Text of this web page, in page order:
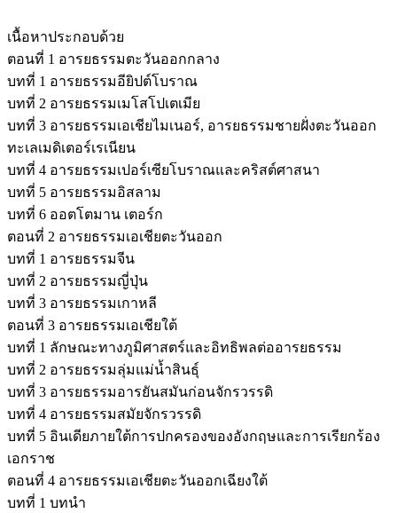
เนื้อหาประกอบด้วย
ตอนที่ 1 อารยธรรมตะวันออกกลาง
บทที่ 1 อารยธรรมอียิปต์โบราณ
บทที่ 2 อารยธรรมเมโสโปเตเมีย
บทที่ 3 อารยธรรมเอเชียไมเนอร์, อารยธรรมชายฝั่งตะวันออก
ทะเลเมดิเตอร์เรเนียน
บทที่ 4 อารยธรรมเปอร์เซียโบราณและคริสต์ศาสนา
บทที่ 5 อารยธรรมอิสลาม
บทที่ 6 ออตโตมาน เตอร์ก
ตอนที่ 2 อารยธรรมเอเชียตะวันออก
บทที่ 1 อารยธรรมจีน
บทที่ 2 อารยธรรมญี่ปุ่น
บทที่ 3 อารยธรรมเกาหลี
ตอนที่ 3 อารยธรรมเอเชียใต้
บทที่ 1 ลักษณะทางภูมิศาสตร์และอิทธิพลต่ออารยธรรม
บทที่ 2 อารยธรรมลุ่มแม่น้ำสินธุ์
บทที่ 3 อารยธรรมอารยันสมันก่อนจักรวรรดิ
บทที่ 4 อารยธรรมสมัยจักรวรรดิ
บทที่ 5 อินเดียภายใต้การปกครองของอังกฤษและการเรียกร้อง
เอกราช
ตอนที่ 4 อารยธรรมเอเชียตะวันออกเฉียงใต้
บทที่ 1 บทนำ